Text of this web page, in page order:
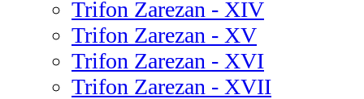
Trifon Zarezan - XIV
Trifon Zarezan - XV
Trifon Zarezan - XVI
Trifon Zarezan - XVII